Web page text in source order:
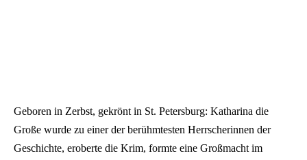
Geboren in Zerbst, gekrönt in St. Petersburg: Katharina die
Große wurde zu einer der berühmtesten Herrscherinnen der
Geschichte, eroberte die Krim, formte eine Großmacht im